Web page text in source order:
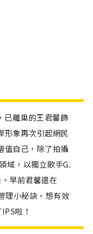
已離巢的王君馨飾
形象再次引起網民
值自己，除了拍攝
域，以獨立歌手G.
早前君馨還在
理小秘訣，想有效
啦！